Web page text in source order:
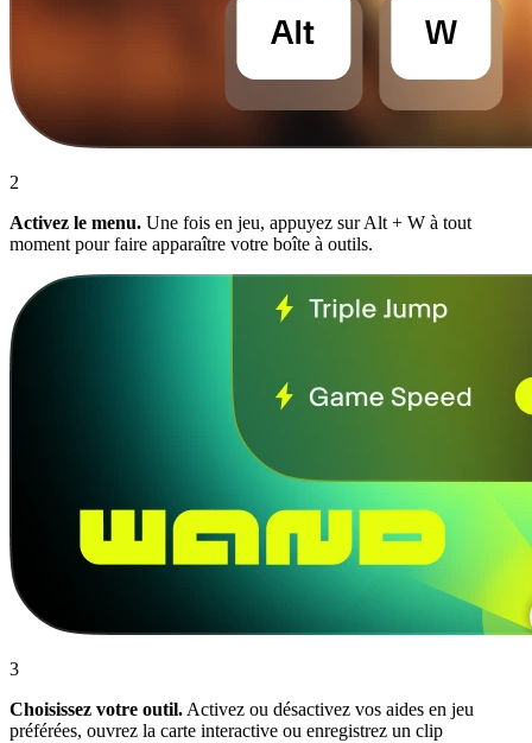
2
Activez le menu. Une fois en jeu, appuyez sur Alt + W à tout
moment pour faire apparaître votre boîte à outils.
3
Choisissez votre outil. Activez ou désactivez vos aides en jeu
préférées, ouvrez la carte interactive ou enregistrez un clip